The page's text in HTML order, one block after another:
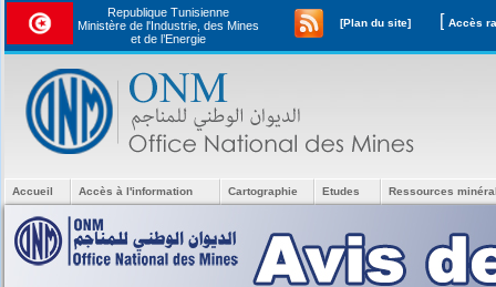
Republique Tunisienne
Ministère de l'Industrie, des Mines
et de l’Energie
[Plan du site] [
Accueil Accès à l'information Cartographie Etudes Ressources